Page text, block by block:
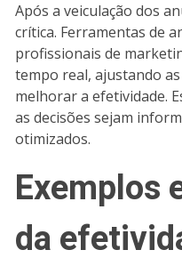
Após a veiculação dos
crítica. Ferramentas de
profissionais de
tempo real, ajustando
melhorar a efetividade.
as decisões sejam
otimizados.
Exemplos
da